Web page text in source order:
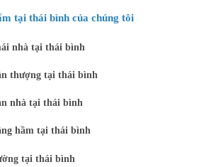
tại thái bình của chúng tôi
nhà tại thái bình
thượng tại thái bình
nhà tại thái bình
hầm tại thái bình
tại thái bình